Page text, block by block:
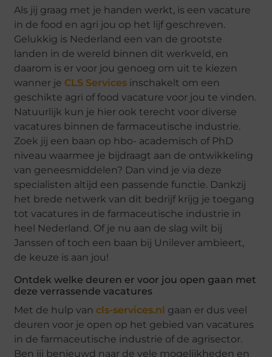
Als jij graag met je handen werkt, is een vacature
in de food en agri jou op het lijf geschreven.
Gelukkig is Nederland een van de grootste
landen in de wereld binnen dit werkveld, en
daarom is er voor jou genoeg om uit te kiezen
wanner je CLS Services inschakelt om een
geschikte agri of food vacature voor jou te vinden.
Natuurlijk kun je hier ook terecht voor diverse
vacatures binnen de farmaceutische industrie.
Zoek jij een baan op hbo- academisch of PhD
niveau waarmee je bijdraagt aan de ontwikkeling
van geneesmiddelen? Dan vind je via deze
specialisten altijd een passende functie. Dankzij
het brede netwerk van dit bedrijf krijg je toegang
tot vacatures in de farmaceutische industrie in
heel Nederland. Of je nu aan de slag wilt bij
Janssen of toch een baan bij Unilever ambieert,
de keuze is aan jou!
Ontdek welke deuren er voor jou open gaan met
deze verrassende vacatures
Met de hulp vancls-services.nl gaan er dus veel
deuren voor je open op het gebied van vacatures
in de farmaceutische industrie of de agrisector.
Ben jij benieuwd naar de vele mogelijkheden en